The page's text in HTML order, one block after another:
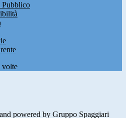
volte
powered by Gruppo Spaggiari